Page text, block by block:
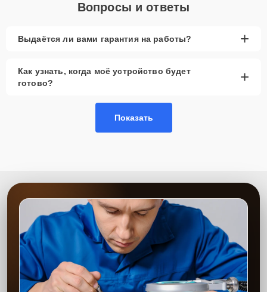
Вопросы и ответы
Выдаётся ли вами гарантия на работы? +
Как узнать, когда моё устройство будет
готово?
+
Показать